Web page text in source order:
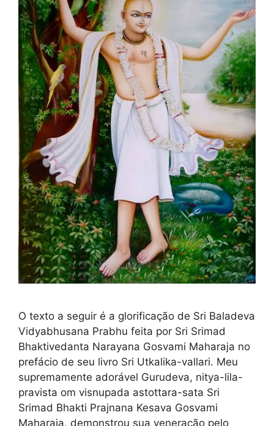
O texto a seguir é a glorificação de Sri Baladeva
Vidyabhusana Prabhu feita por Sri Srimad
Bhaktivedanta Narayana Gosvami Maharaja no
prefácio de seu livro Sri Utkalika-vallari. Meu
supremamente adorável Gurudeva, nitya-lila-
pravista om visnupada astottara-sata Sri
Srimad Bhakti Prajnana Kesava Gosvami
Maharaja, demonstrou sua veneração pelo